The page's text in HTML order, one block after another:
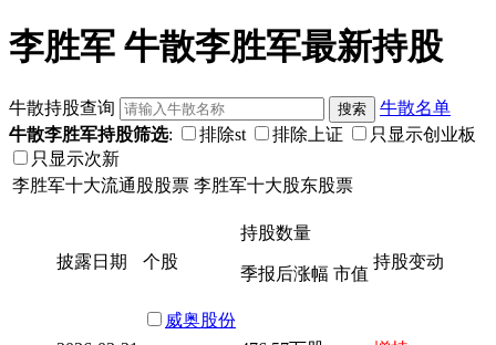
李胜军 牛散李胜军最新持股
牛散持股查询
牛散名单
牛散李胜军持股筛选: 排除st 排除上证
只显示创业板
只显示次新
李胜军十大流通股股票 李胜军十大股东股票
披露日期 个股
持股数量
季报后涨幅 市值
持股变动
威奥股份